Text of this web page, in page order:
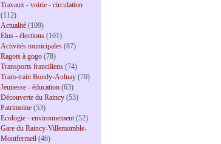
Travaux - voirie - circulation
(112)
Actualité (109)
Elus - élections (101)
Activités municipales (87)
Ragots à gogo (78)
Transports franciliens (74)
Tram-train Bondy-Aulnay (70)
Jeunesse - éducation (63)
Découverte du Raincy (53)
Patrimoine (53)
Ecologie - environnement(52)
Gare du Raincy-Villemomble-
Montfermeil (46)